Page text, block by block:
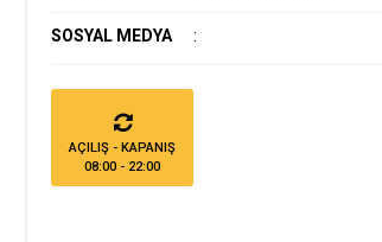
SOSYAL MEDYA :
AÇILIŞ - KAPANIŞ
08:00 - 22:00